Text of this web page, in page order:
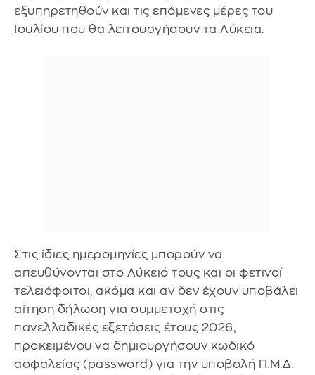
εξυπηρετηθούν και τις επόμενες μέρες του
Ιουλίου που θα λειτουργήσουν τα Λύκεια.
Στις ίδιες ημερομηνίες μπορούν να
απευθύνονται στο Λύκειό τους και οι φετινοί
τελειόφοιτοι, ακόμα και αν δεν έχουν υποβάλει
αίτηση δήλωση για συμμετοχή στις
πανελλαδικές εξετάσεις έτους 2026,
προκειμένου να δημιουργήσουν κωδικό
ασφαλείας (password) για την υποβολή Π.Μ.Δ.